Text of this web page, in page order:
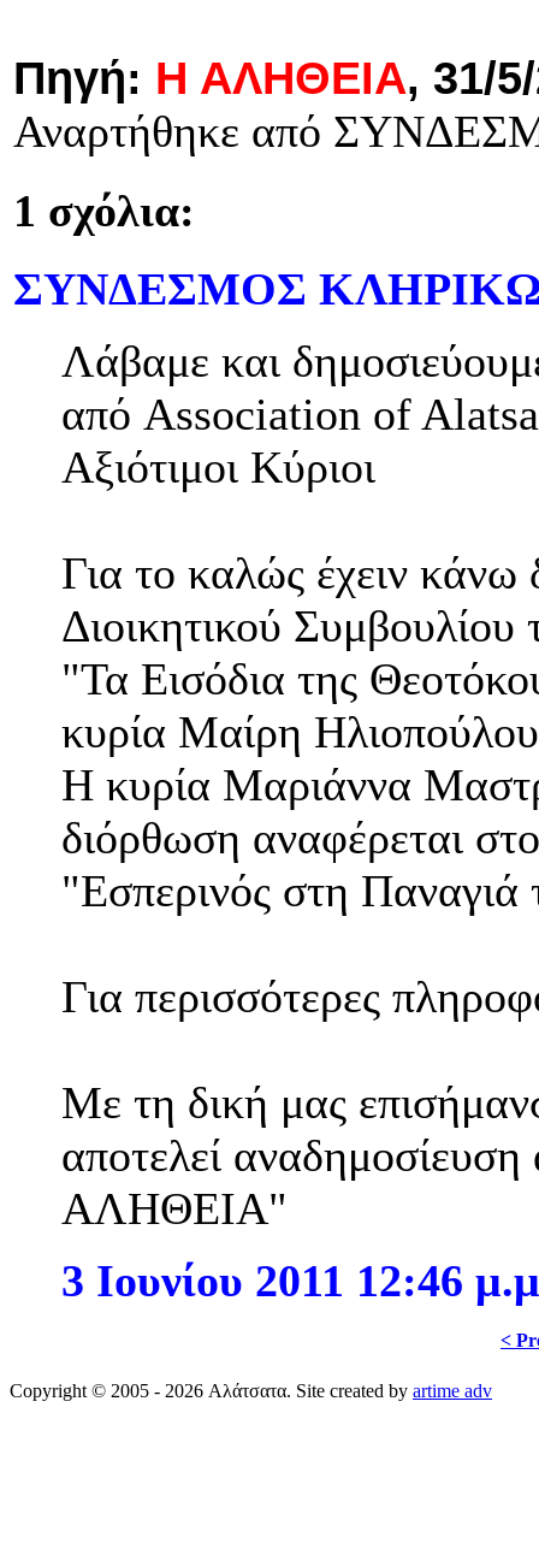
Πηγή: Η ΑΛΗΘΕΙΑ, 31/
Αναρτήθηκε από
1 σχόλια:
ΣΥΝΔΕΣΜΟΣ
Λάβαμε και
από Association of
Αξιότιμοι Κύριοι
Για το καλώς έχειν
Διοικητικού
"Τα Εισόδια της
κυρία Μαίρη
Η κυρία Μαριάννα
διόρθωση αναφέρεται
"Εσπερινός στη
Για περισσότερες
Με τη δική μας
αποτελεί
ΑΛΗΘΕΙΑ"
3 Ιουνίου 2011 12:46
<
Copyright © 2005 - 2026 Αλάτσατα. Site created by artime adv